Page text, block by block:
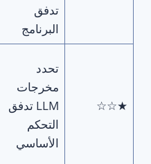
تدفق
البرنامج
★☆☆
تحدد
مخرجات
LLM تدفق
التحكم
الأساسي